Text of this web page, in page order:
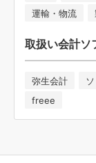
運輸・物流
取扱い会計ソ
弥生会計
freee